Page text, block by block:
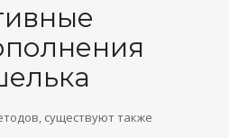
существуют также